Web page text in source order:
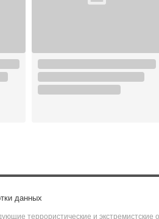
данных
террористические и